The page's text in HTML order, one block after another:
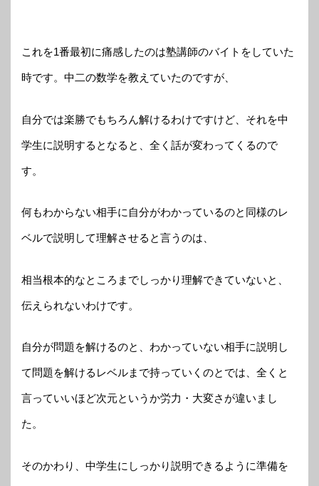
これを1番最初に痛感したのは塾講師のバイトをしていた
時です。中二の数学を教えていたのですが、
自分では楽勝でもちろん解けるわけですけど、それを中
学生に説明するとなると、全く話が変わってくるので
す。
何もわからない相手に自分がわかっているのと同様のレ
ベルで説明して理解させると言うのは、
相当根本的なところまでしっかり理解できていないと、
伝えられないわけです。
自分が問題を解けるのと、わかっていない相手に説明し
て問題を解けるレベルまで持っていくのとでは、全くと
言っていいほど次元というか労力・大変さが違いまし
た。
そのかわり、中学生にしっかり説明できるように準備を